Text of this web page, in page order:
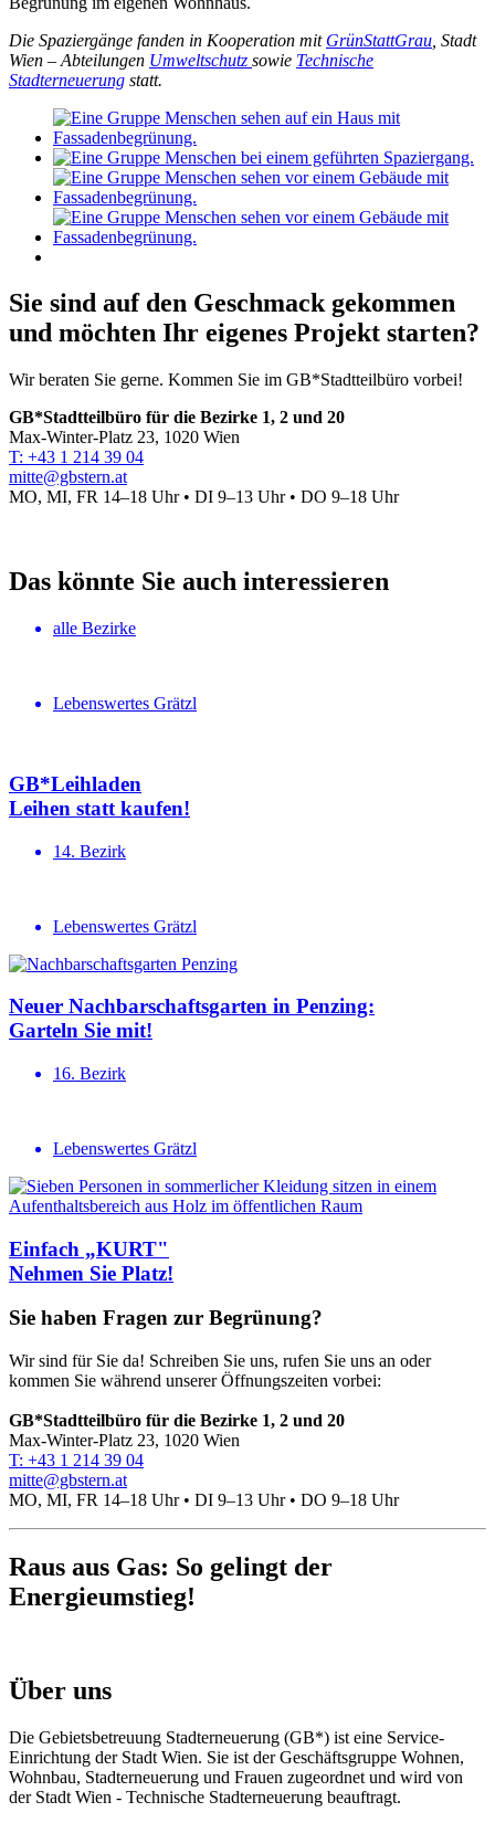
Die Spaziergänge fanden in Kooperation mit GrünStattGrau , Stadt
Wien – Abteilungen Umweltschutz sowie Technische
Stadterneuerung statt.
Sie sind auf den Geschmack gekommen
und möchten Ihr eigenes Projekt starten?
Wir beraten Sie gerne. Kommen Sie im GB*Stadtteilbüro vorbei!
GB*Stadtteilbüro für die Bezirke 1, 2 und 20
Max-Winter-Platz 23, 1020 Wien
T: +43 1 214 39 04
mitte@gbstern.at
MO, MI, FR 14–18 Uhr • DI 9–13 Uhr • DO 9–18 Uhr
Das könnte Sie auch interessieren
alle Bezirke
Lebenswertes Grätzl
GB*Leihladen
Leihen statt kaufen!
14. Bezirk
Lebenswertes Grätzl
Neuer Nachbar­schafts­garten in Penzing:
Garteln Sie mit!
16. Bezirk
Lebenswertes Grätzl
Einfach „KURT"
Nehmen Sie Platz!
Sie haben Fragen zur Begrünung?
Wir sind für Sie da! Schreiben Sie uns, rufen Sie uns an oder
kommen Sie während unserer Öffnungszeiten vorbei:
GB*Stadtteilbüro für die Bezirke 1, 2 und 20
Max-Winter-Platz 23, 1020 Wien
T: +43 1 214 39 04
mitte@gbstern.at
MO, MI, FR 14–18 Uhr • DI 9–13 Uhr • DO 9–18 Uhr
Raus aus Gas: So gelingt der
Energieumstieg!
Über uns
Die Gebietsbetreuung Stadterneuerung (GB*) ist eine Service-
Einrichtung der Stadt Wien. Sie ist der Geschäfts­gruppe Wohnen,
Wohnbau, Stadt­erneuerung und Frauen zugeordnet und wird von
der Stadt Wien - Technische Stadterneuerung beauftragt.